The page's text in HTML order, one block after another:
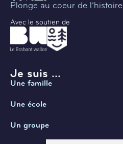
Plonge au coeur de l’histoire
Avec le soutien de
Je suis ...
Une famille
Une école
Un groupe